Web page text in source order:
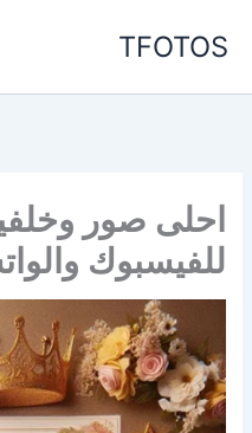
TFOTOS
احلى صور
للفيسبوك